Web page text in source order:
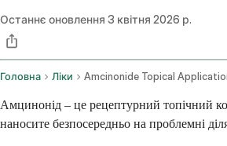
Останнє оновлення 3 квітня 2026 р.
Головна Ліки Amcinonide Topical
Амцинонід – це рецептурний топічний
наносите безпосередньо на проблемні